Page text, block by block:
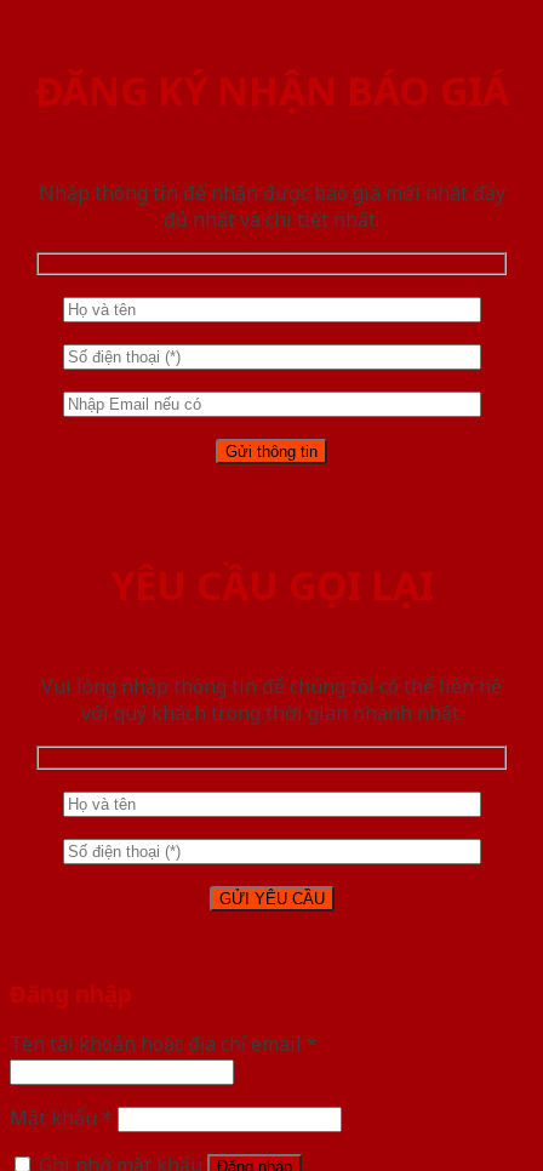
ĐĂNG KÝ NHẬN BÁO GIÁ
Nhập thông tin để nhận được báo giá mới nhât đầy
đủ nhất và chi tiết nhất.
YÊU CẦU GỌI LẠI
Vui lòng nhập thông tin để chúng tôi có thể liên hệ
với quý khách trong thời gian nhanh nhất.
Đăng nhập
Tên tài khoản hoặc địa chỉ email *
Mật khẩu *
Ghi nhớ mật khẩu
Đăng nhập